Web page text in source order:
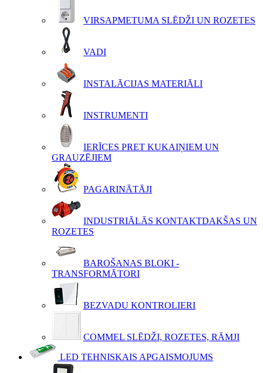
VIRSAPMETUMA SLĒDŽI UN ROZETES
VADI
INSTALĀCIJAS MATERIĀLI
INSTRUMENTI
IERĪCES PRET KUKAIŅIEM UN
GRAUZĒJIEM
PAGARINĀTĀJI
INDUSTRIĀLĀS KONTAKTDAKŠAS UN
ROZETES
BAROŠANAS BLOKI -
TRANSFORMĀTORI
BEZVADU KONTROLIERI
COMMEL SLĒDŽI, ROZETES, RĀMJI
LED TEHNISKAIS APGAISMOJUMS